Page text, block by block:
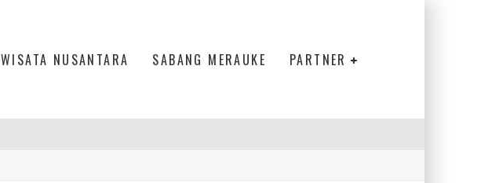
WISATA NUSANTARA SABANG MERAUKE PARTNER